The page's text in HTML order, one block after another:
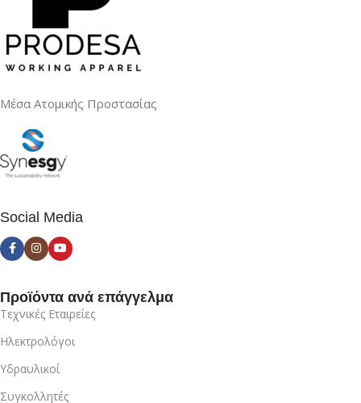
Μέσα Ατομικής Προστασίας
Social Media
Προϊόντα ανά επάγγελμα
Τεχνικές Εταιρείες
Ηλεκτρολόγοι
Υδραυλικοί
Συγκολλητές